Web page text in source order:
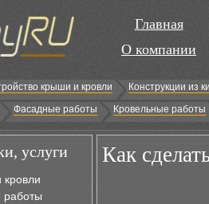
Главная
О компании
крыши и кровли
Конструкции из
Фасадные работы Кровельные работы
услуги
кровли
работы
Как